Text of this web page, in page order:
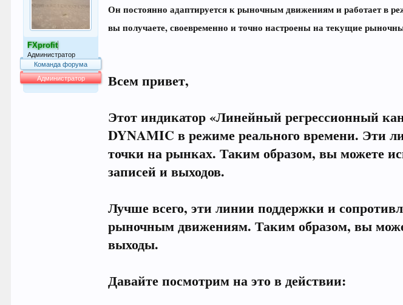
FXprofit
Администратор
Команда форума
Администратор
Он постоянно адаптируется к рыночным движениям и работает в
вы получаете, своевременно и точно настроены на текущие
Всем привет,
Этот индикатор «Линейный регрессионный
DYNAMIC в режиме реального времени. Эти
точки на рынках. Таким образом, вы можете
записей и выходов.
Лучше всего, эти линии поддержки и
рыночным движениям. Таким образом, вы
выходы.
Давайте посмотрим на это в действии: